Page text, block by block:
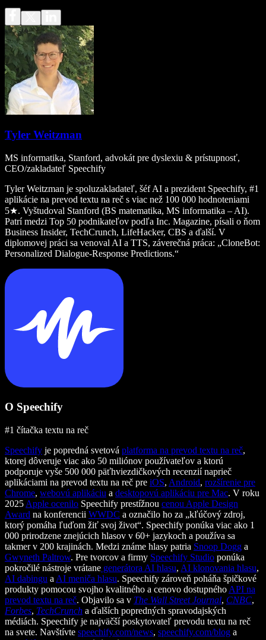
Tyler Weitzman
MS informatika, Stanford, advokát pre dyslexiu & prístupnosť,
CEO/zakladateľ Speechify
Tyler Weitzman je spoluzakladateľ, šéf AI a prezident Speechify, #1
aplikácie na prevod textu na reč s viac než 100 000 hodnoteniami
5★. Vyštudoval Stanford (BS matematika, MS informatika – AI).
Patrí medzi Top 50 podnikateľov podľa Inc. Magazine, písali o ňom
Business Insider, TechCrunch, LifeHacker, CBS a ďalší. V
diplomovej práci sa venoval AI a TTS, záverečná práca: „CloneBot:
Personalized Dialogue-Response Predictions.“
O Speechify
#1 čítačka textu na reč
Speechify je popredná svetová platforma na prevod textu na reč,
ktorej dôveruje viac ako 50 miliónov používateľov a ktorú
podporuje vyše 500 000 päťhviezdičkových recenzií naprieč
aplikáciami na prevod textu na reč pre iOS, Android, rozšírenie pre
Chrome, webovú aplikáciu a desktopovú aplikáciu pre Mac. V roku
2025 Apple ocenilo Speechify prestížnou cenou Apple Design
Award na konferencii WWDC a označilo ho za „kľúčový zdroj,
ktorý pomáha ľuďom žiť svoj život“. Speechify ponúka viac ako 1
000 prirodzene znejúcich hlasov v 60+ jazykoch a používa sa
takmer v 200 krajinách. Medzi známe hlasy patria Snoop Dogg a
Gwyneth Paltrow. Pre tvorcov a firmy Speechify Studio ponúka
pokročilé nástroje vrátane generátora AI hlasu, AI klonovania hlasu,
AI dabingu a AI meniča hlasu. Speechify zároveň poháňa špičkové
produkty pomocou svojho kvalitného a cenovo dostupného API na
prevod textu na reč. Objavilo sa v The Wall Street Journal, CNBC,
Forbes, TechCrunch a ďalších popredných spravodajských
médiách. Speechify je najväčší poskytovateľ prevodu textu na reč
na svete. Navštívte speechify.com/news, speechify.com/blog a